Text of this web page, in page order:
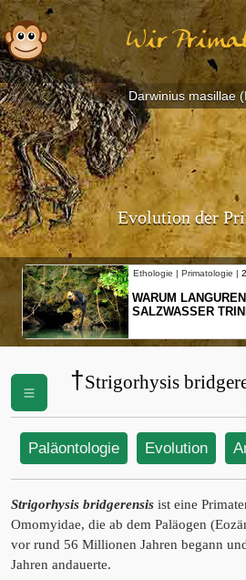
Wir
Evolution der
Ethologie | Primatologie |
WARUM LANGUREN
SALZWASSER
Darwinius masillae
†Strigorhysis
Paläontologie Evolution
Strigorhysis bridgerensis ist eine
Omomyidae, die ab dem Paläogen
vor rund 56 Millionen Jahren begann
Jahren andauerte.